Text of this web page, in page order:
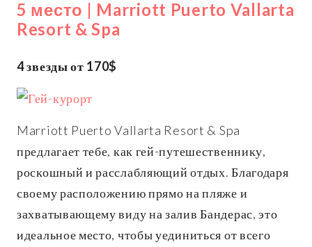
5 место | Marriott Puerto Vallarta
Resort & Spa
4 звезды от 170$
Marriott Puerto Vallarta Resort & Spa
предлагает тебе, как гей-путешественнику,
роскошный и расслабляющий отдых. Благодаря
своему расположению прямо на пляже и
захватывающему виду на залив Бандерас, это
идеальное место, чтобы уединиться от всего